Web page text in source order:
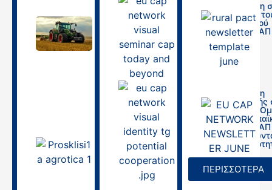
27.03.2026 |
Τεχνική
συνάντηση Σ.Σ.
ΚΑΠ 2023-2027
Σχέδια
βελτίωσης και
χρηματοδοτικά
εργαλεία
Agrotica 2026|
Ημερίδα
Ενημέρωσης για
την Αγροτική
Εκπαίδευση και
Πρόσκληση
Σεμινάριο
Ευρωπαϊκού
Δικτύου ΚΑΠ
26/08/2025
Πρόσκληση
συμμετοχής
Θεματική
του
Δικτύου ΚΑΠ
τις
της
13/08/2025
ΠΕΡΙΣΣΟΤΕΡΑ